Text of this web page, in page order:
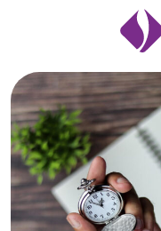
Zum Inhalt springen